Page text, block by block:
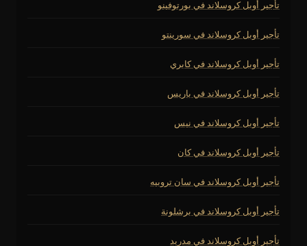
تأجير أوبل كروسلاند في بورتوفينو
تأجير أوبل كروسلاند في سورينتو
تأجير أوبل كروسلاند في كابري
تأجير أوبل كروسلاند في باريس
تأجير أوبل كروسلاند في نيس
تأجير أوبل كروسلاند في كان
تأجير أوبل كروسلاند في سان تروبيه
تأجير أوبل كروسلاند في برشلونة
تأجير أوبل كروسلاند في مدريد